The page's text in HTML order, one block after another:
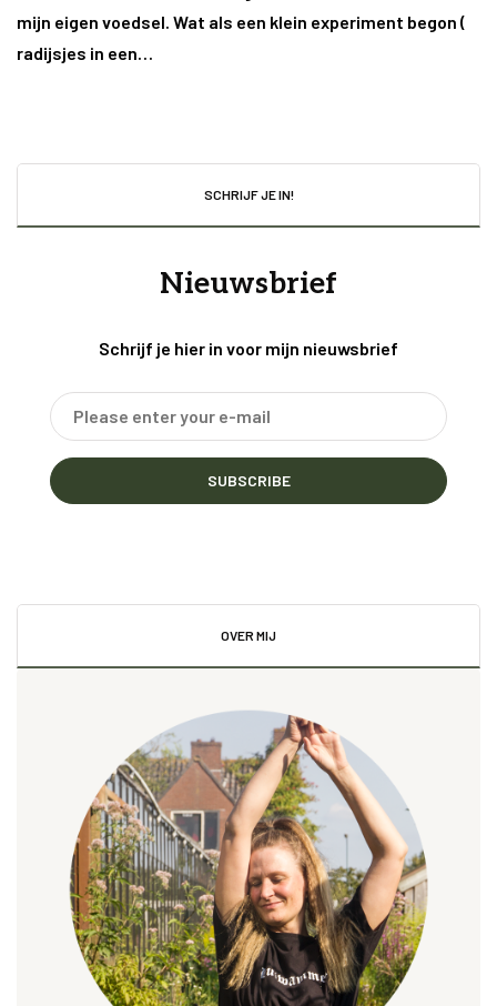
mijn eigen voedsel. Wat als een klein experiment begon (
radijsjes in een…
SCHRIJF JE IN!
Nieuwsbrief
Schrijf je hier in voor mijn nieuwsbrief
SUBSCRIBE
OVER MIJ